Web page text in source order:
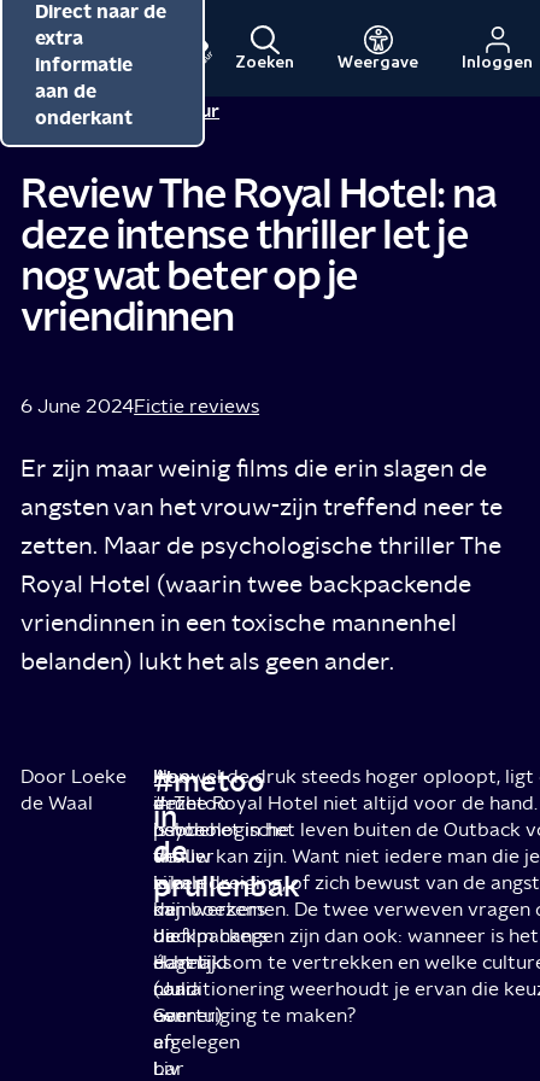
Direct naar de
inhoud
Direct naar de
hoofdnavigatie
Direct naar de
extra
informatie
aan de
onderkant
Menu
Naar
de
NPO
beginpagina
NPO
Cultuur
Zoeken Weergave Inloggen
Redactie NPO Cultuur
Review The Royal Hotel: na
deze intense thriller let je
nog wat beter op je
vriendinnen
6 June 2024Fictie reviews
Er zijn maar weinig films die erin slagen de
angsten van het vrouw-zijn treffend neer te
zetten. Maar de psychologische thriller The
Royal Hotel (waarin twee backpackende
vriendinnen in een toxische mannenhel
belanden) lukt het als geen ander.
Door Loeke
de Waal
In
deze
psychologische
thriller
zijn
de
backpackers
Hanna
(Julia
Garner)
en
Liv
#metoo
in
de
prullenbak
Aan
#metoo
hebben
de
lokale
mijnwerkers
die
dagelijks
naar
een
afgelegen
bar
Hoewel de druk steeds hoger oploopt, ligt
in The Royal Hotel niet altijd voor de
is hoe het in het leven buiten de Outback
vrouw kan zijn. Want niet iedere man die
is een dreiging, of zich bewust van de
kan boezemen. De twee verweven vragen
de film hangen zijn dan ook: wanneer is
écht tijd om te vertrekken en welke
conditionering weerhoudt je ervan die
overtuiging te maken?